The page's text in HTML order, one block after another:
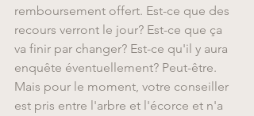
remboursement offert. Est-ce que des
recours verront le jour? Est-ce que ça
va finir par changer? Est-ce qu'il y aura
enquête éventuellement? Peut-être.
Mais pour le moment, votre conseiller
est pris entre l'arbre et l'écorce et n'a